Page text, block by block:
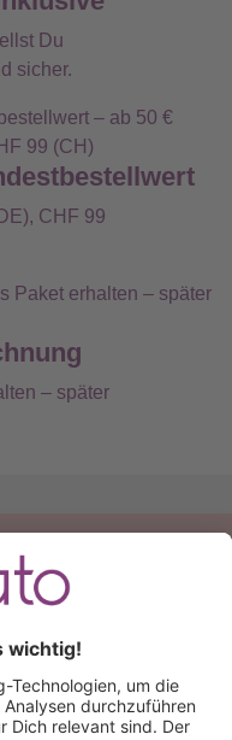
Du
sicher.
CHF 99
– später
56 0300
E-Mail
Kauf auf Rechnung